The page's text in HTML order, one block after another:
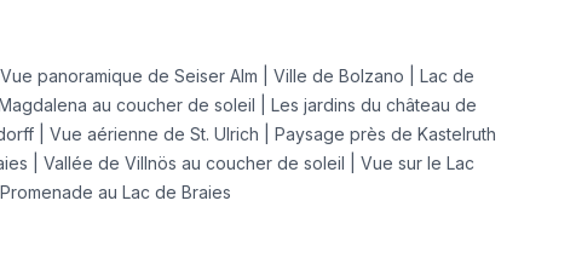
panoramique de Seiser Alm | Ville de Bolzano | Lac de
au coucher de soleil | Les jardins du château de
| Vue aérienne de St. Ulrich | Paysage près de Kastelruth
| Vallée de Villnös au coucher de soleil | Vue sur le Lac
au Lac de Braies